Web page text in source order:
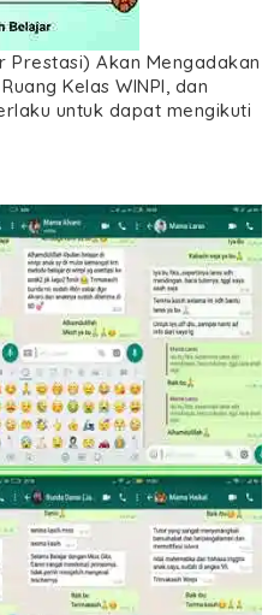
Prestasi) Akan Mengadakan
Kelas WINPI, dan
untuk dapat mengikuti